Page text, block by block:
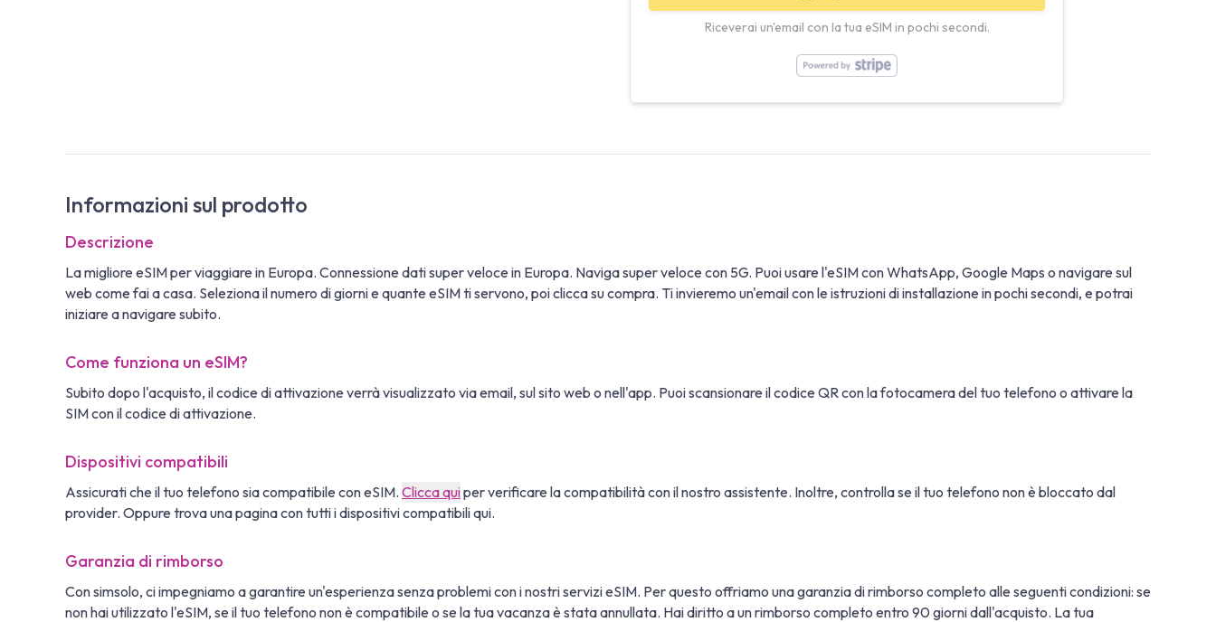
Riceverai un'email con la tua eSIM in pochi secondi.
Informazioni sul prodotto
Descrizione
La migliore eSIM per viaggiare in Europa. Connessione dati super veloce in Europa. Naviga super veloce con 5G. Puoi usare l'eSIM con WhatsApp, Google Maps o navigare sul
web come fai a casa. Seleziona il numero di giorni e quante eSIM ti servono, poi clicca su compra. Ti invieremo un'email con le istruzioni di installazione in pochi secondi, e potrai
iniziare a navigare subito.
Come funziona un eSIM?
Subito dopo l'acquisto, il codice di attivazione verrà visualizzato via email, sul sito web o nell'app. Puoi scansionare il codice QR con la fotocamera del tuo telefono o attivare la
SIM con il codice di attivazione.
Dispositivi compatibili
Assicurati che il tuo telefono sia compatibile con eSIM. Clicca quiper verificare la compatibilità con il nostro assistente. Inoltre, controlla se il tuo telefono non è bloccato dal
provider. Oppure trova una pagina con tutti i dispositivi compatibili qui.
Garanzia di rimborso
Con simsolo, ci impegniamo a garantire un'esperienza senza problemi con i nostri servizi eSIM. Per questo offriamo una garanzia di rimborso completo alle seguenti condizioni: se
non hai utilizzato l'eSIM, se il tuo telefono non è compatibile o se la tua vacanza è stata annullata. Hai diritto a un rimborso completo entro 90 giorni dall'acquisto. La tua